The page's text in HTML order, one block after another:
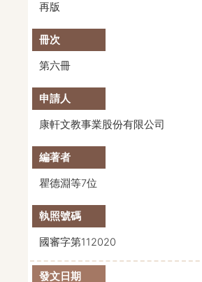
再版
第六冊
康軒文教事業股份有限公司
瞿德淵等7位
國審字第112020